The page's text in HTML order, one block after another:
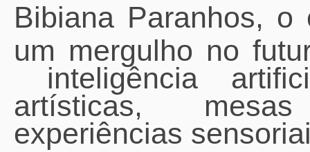
Bibiana Paranhos,
um mergulho no
inteligência
artísticas,
experiências